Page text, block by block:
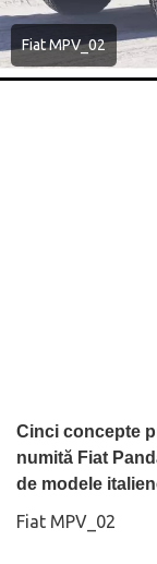
Fiat MPV_02
Cinci concepte
numită Fiat
de modele
Fiat MPV_02